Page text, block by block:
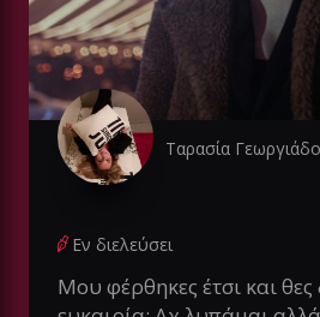
Ταρασία
Εν διελεύσει
Μου φέρθηκες έτσι και θες